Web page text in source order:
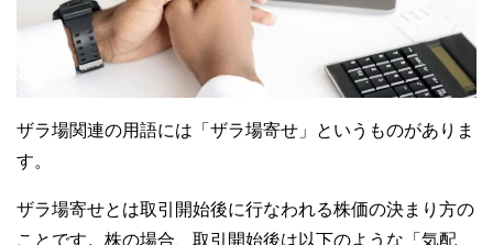
ザラ場関連の用語には「ザラ場寄せ」というものがありま
す。
ザラ場寄せとは取引開始後に行なわれる株価の決まり方の
ことです。株の場合、取引開始後は以下のような「気配